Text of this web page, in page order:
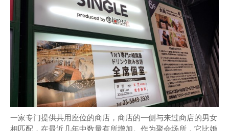
一家专门提供共用座位的商店，商店的一侧与来过商店的男女
相匹配，在最近几年中数量有所增加。作为聚会场所，它比婚